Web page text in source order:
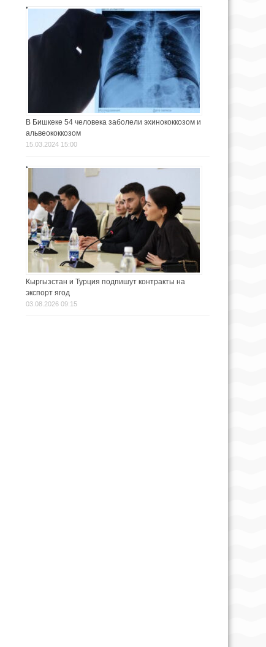
В Бишкеке 54 человека заболели эхинококкозом и
альвеококкозом
15.03.2024 15:00
Кыргызстан и Турция подпишут контракты на
экспорт ягод
03.08.2026 09:15